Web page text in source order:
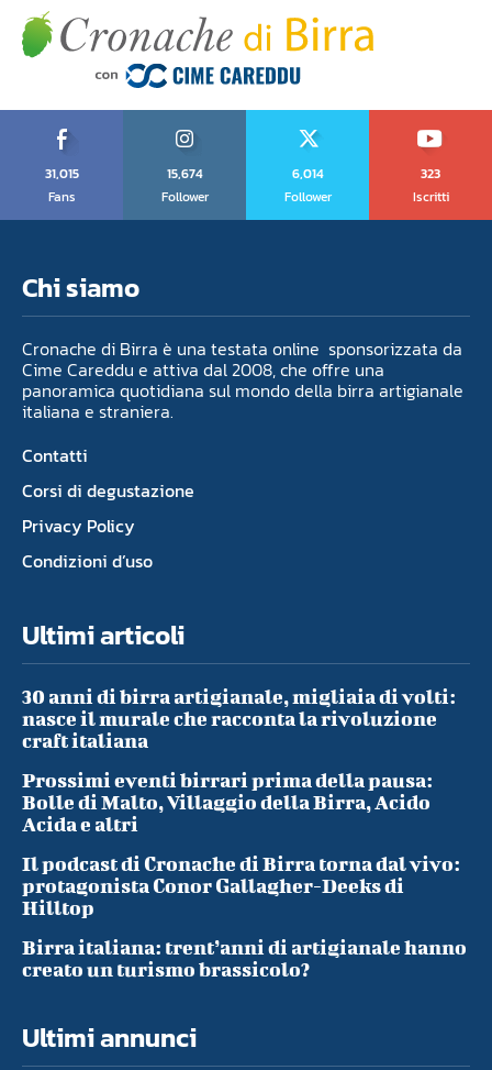
31,015
Fans
15,674
Follower
6,014
Follower
323
Iscritti
Chi siamo
Cronache di Birra è una testata online sponsorizzata da
Cime Careddu e attiva dal 2008, che offre una
panoramica quotidiana sul mondo della birra artigianale
italiana e straniera.
Contatti
Corsi di degustazione
Privacy Policy
Condizioni d’uso
Ultimi articoli
30 anni di birra artigianale, migliaia di volti:
nasce il murale che racconta la rivoluzione
craft italiana
Prossimi eventi birrari prima della pausa:
Bolle di Malto, Villaggio della Birra, Acido
Acida e altri
Il podcast di Cronache di Birra torna dal vivo:
protagonista Conor Gallagher-Deeks di
Hilltop
Birra italiana: trent’anni di artigianale hanno
creato un turismo brassicolo?
Ultimi annunci